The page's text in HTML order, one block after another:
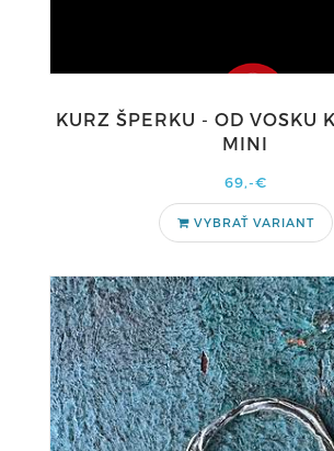
KURZ ŠPERKU - OD VOSKU
MINI
69,-€
VYBRAŤ VARIANT